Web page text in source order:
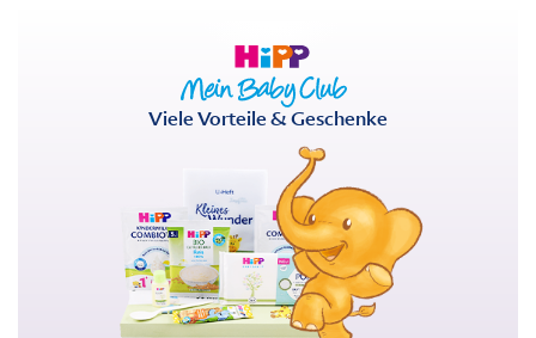
Viele Vorteile & Geschenke